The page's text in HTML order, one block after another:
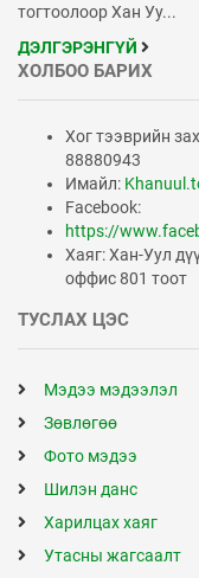
тогтоолоор Хан Уу...
ДЭЛГЭРЭНГҮЙ
ХОЛБОО БАРИХ
Хог тээврийн
88880943
Имайл:
Facebook:
https://
Хаяг: Хан-Уул
оффис 801 тоот
ТУСЛАХ ЦЭС
Мэдээ мэдээлэл
Зөвлөгөө
Фото мэдээ
Шилэн данс
Харилцах хаяг
Утасны жагсаалт